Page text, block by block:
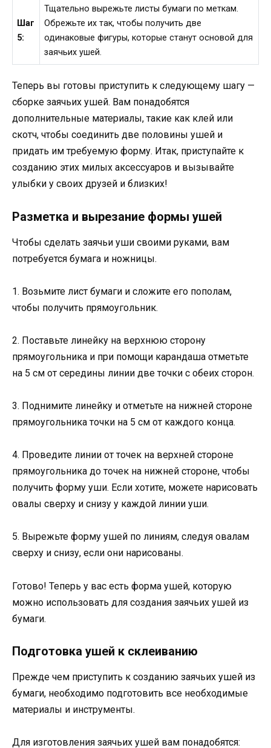
Шаг
5:
Тщательно вырежьте листы бумаги по меткам.
Обрежьте их так, чтобы получить две
одинаковые фигуры, которые станут основой для
заячьих ушей.
Теперь вы готовы приступить к следующему шагу —
сборке заячьих ушей. Вам понадобятся
дополнительные материалы, такие как клей или
скотч, чтобы соединить две половины ушей и
придать им требуемую форму. Итак, приступайте к
созданию этих милых аксессуаров и вызывайте
улыбки у своих друзей и близких!
Разметка и вырезание формы ушей
Чтобы сделать заячьи уши своими руками, вам
потребуется бумага и ножницы.
1. Возьмите лист бумаги и сложите его пополам,
чтобы получить прямоугольник.
2. Поставьте линейку на верхнюю сторону
прямоугольника и при помощи карандаша отметьте
на 5 см от середины линии две точки с обеих сторон.
3. Поднимите линейку и отметьте на нижней стороне
прямоугольника точки на 5 см от каждого конца.
4. Проведите линии от точек на верхней стороне
прямоугольника до точек на нижней стороне, чтобы
получить форму уши. Если хотите, можете нарисовать
овалы сверху и снизу у каждой линии уши.
5. Вырежьте форму ушей по линиям, следуя овалам
сверху и снизу, если они нарисованы.
Готово! Теперь у вас есть форма ушей, которую
можно использовать для создания заячьих ушей из
бумаги.
Подготовка ушей к склеиванию
Прежде чем приступить к созданию заячьих ушей из
бумаги, необходимо подготовить все необходимые
материалы и инструменты.
Для изготовления заячьих ушей вам понадобятся: